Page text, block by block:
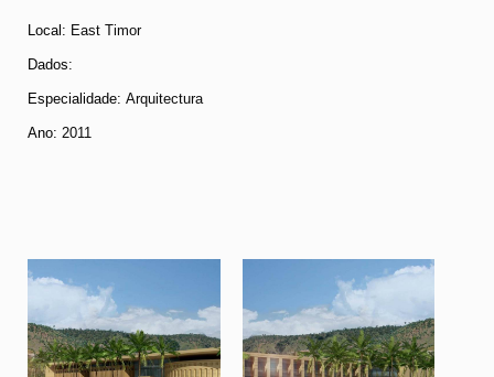
Local: East Timor
Dados:
Especialidade: Arquitectura
Ano: 2011